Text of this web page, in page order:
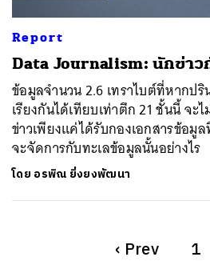
Report
Data Journalism: นักข่าว
ข้อมูลจำนวน 2.6 เทราไบต์ที่หากป
เรียงกันได้เทียบเท่าตึก 21 ชั้นนี้ จะ
ข่าวเพียงแค่ได้รับกองเอกสารข้อมู
จะจัดการกับทะเลข้อมูลนั้นอย่างไร
โดย อรพิณ ยิ่งยงพัฒนา
‹ Prev 1